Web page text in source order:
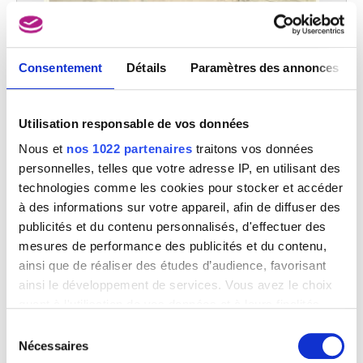
Consentement Détails Paramètres des annonces
Utilisation responsable de vos données
Nous et nos 1022 partenaires traitons vos données
personnelles, telles que votre adresse IP, en utilisant des
technologies comme les cookies pour stocker et accéder
à des informations sur votre appareil, afin de diffuser des
publicités et du contenu personnalisés, d'effectuer des
mesures de performance des publicités et du contenu,
ainsi que de réaliser des études d’audience, favorisant
ainsi le développement de services. Vous avez le choix
tout moment en consultant la Déclaration relative aux
Nécessaires
Bonn, Rhétanie du Nord-Westphalie (Allemagne) 1669 - Anvers 1728
van Baurscheit Jan Pieter II
Van Beers Jan
Lierre 1852 - Fay-aux-Loges, Loiret (France) 1927
van Beresteyn Claes
Haarlem (Pays-Bas) 1629 - 1684
van Bergen Thé
Achterveld (Pays-Bas) 1946
Van Beurden Alfons
Anvers 1854 - 1938
Van Beveren Mattheus
Anvers vers 1630 - Bruxelles 1690
van Beyeren Abraham
La Haye (Pays-Bas) 1620/21 - Overschie / Rotterdam (Pays-Bas) 1690